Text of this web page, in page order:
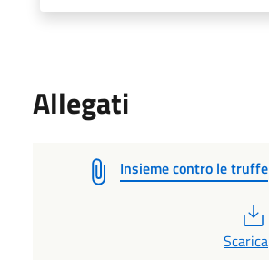
Allegati
Insieme contro le truffe
Scarica